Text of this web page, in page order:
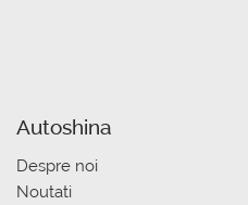
Autoshina
Despre noi
Noutati